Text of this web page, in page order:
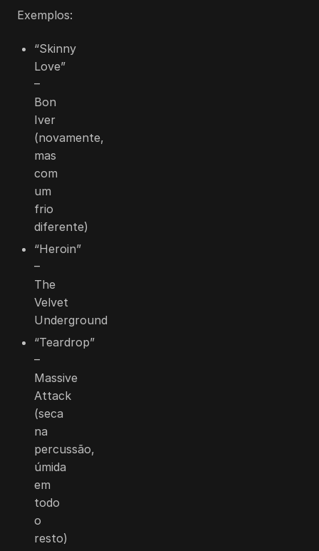
Exemplos:
“Skinny
Love”
–
Bon
Iver
(novamente,
mas
com
um
frio
diferente)
“Heroin”
–
The
Velvet
Underground
“Teardrop”
–
Massive
Attack
(seca
na
percussão,
úmida
em
todo
o
resto)